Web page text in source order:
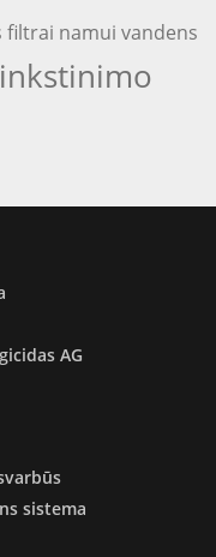
filtrai namui vandens
AG
sistema